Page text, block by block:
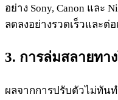
อย่าง Sony, Canon และ
ลดลงอย่างรวดเร็วและต่อ
3. การล่มสลายทา
ผลจากการปรับตัวไม่ทัน